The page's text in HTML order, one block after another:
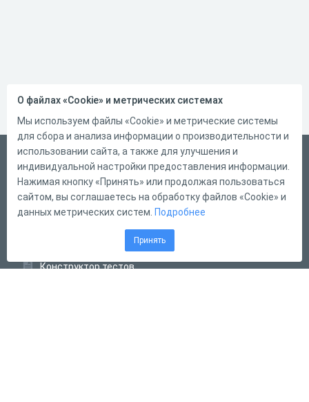
Русский
Справка
Форма обратной связи
Конструктор тестов
О файлах «Cookie» и метрических системах
Мы используем файлы «Cookie» и метрические системы
для сбора и анализа информации о производительности и
использовании сайта, а также для улучшения и
индивидуальной настройки предоставления информации.
Нажимая кнопку «Принять» или продолжая пользоваться
сайтом, вы соглашаетесь на обработку файлов «Cookie» и
данных метрических систем. Подробнее
Принять